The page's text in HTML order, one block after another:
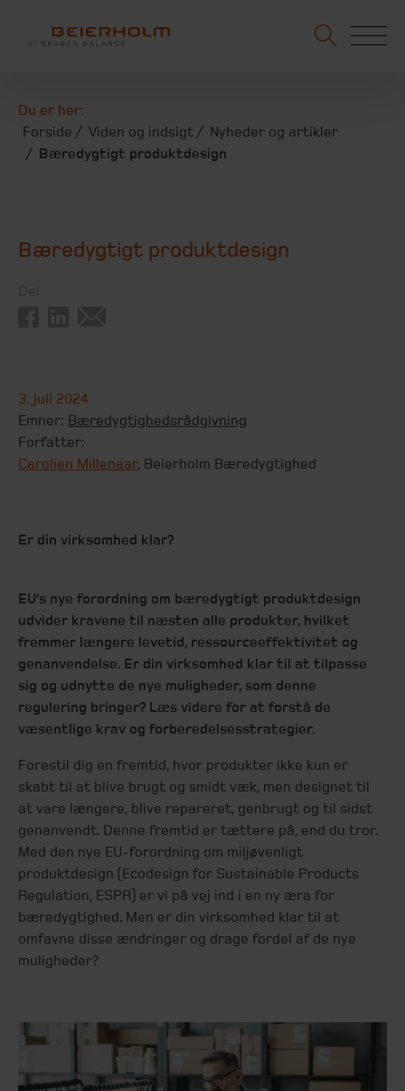
Du er her:
Forside
Viden og indsigt
Nyheder og artikler
Bæredygtigt produktdesign
Bæredygtigt produktdesign
3. juli 2024
Emner: Bæredygtighedsrådgivning
Forfatter:
Carolien Millenaar, Beierholm Bæredygtighed
Er din virksomhed klar?
EU’s nye forordning om bæredygtigt produktdesign
udvider kravene til næsten alle produkter, hvilket
fremmer længere levetid, ressourceeffektivitet og
genanvendelse. Er din virksomhed klar til at tilpasse
sig og udnytte de nye muligheder, som denne
regulering bringer? Læs videre for at forstå de
væsentlige krav og forberedelsesstrategier.
Forestil dig en fremtid, hvor produkter ikke kun er
skabt til at blive brugt og smidt væk, men designet til
at vare længere, blive repareret, genbrugt og til sidst
genanvendt. Denne fremtid er tættere på, end du tror.
Med den nye EU-forordning om miljøvenligt
produktdesign (Ecodesign for Sustainable Products
Regulation, ESPR) er vi på vej ind i en ny æra for
bæredygtighed. Men er din virksomhed klar til at
omfavne disse ændringer og drage fordel af de nye
muligheder?